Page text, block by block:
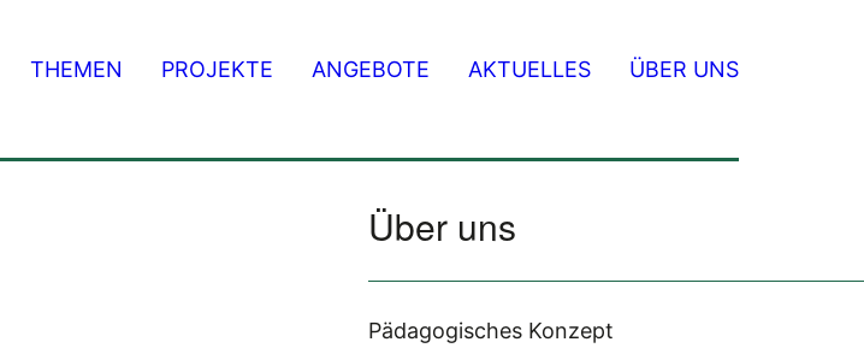
THEMEN PROJEKTE ANGEBOTE AKTUELLES ÜBER UNS
Über uns
Pädagogisches Konzept